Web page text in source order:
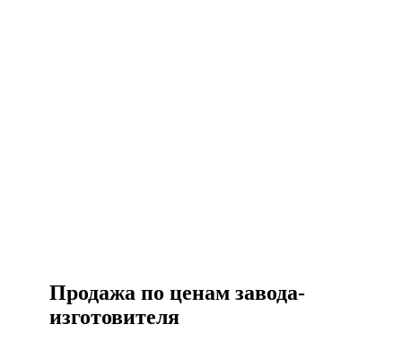
Продажа по ценам завода-
изготовителя